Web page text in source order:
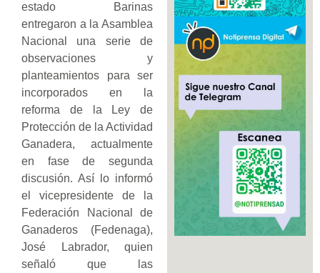
estado Barinas
entregaron a la Asamblea
Nacional una serie de
observaciones y
planteamientos para ser
incorporados en la
reforma de la Ley de
Protección de la Actividad
Ganadera, actualmente
en fase de segunda
discusión. Así lo informó
el vicepresidente de la
Federación Nacional de
Ganaderos (Fedenaga),
José Labrador, quien
señaló que las